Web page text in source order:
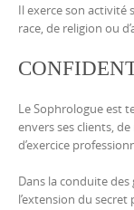
Il exerce son activité
race, de religion ou
Le Sophrologue est
envers ses clients,
d’exercice
Dans la conduite
l’extension du secret